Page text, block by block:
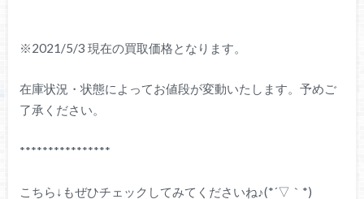
※2021/5/3 現在の買取価格となります。
在庫状況・状態によってお値段が変動いたします。予めご
了承ください。
****************
こちら↓もぜひチェックしてみてくださいね♪(*´▽｀*)